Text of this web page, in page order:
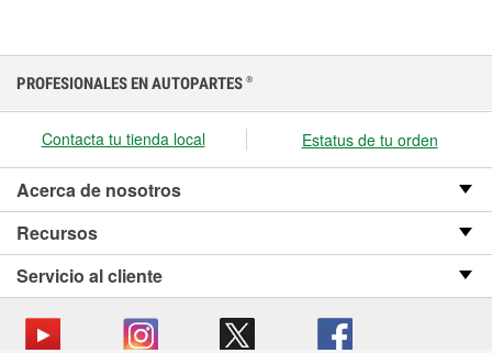
PROFESIONALES EN AUTOPARTES ®
Contacta tu tienda local Estatus de tu orden
Acerca de nosotros
Recursos
Servicio al cliente